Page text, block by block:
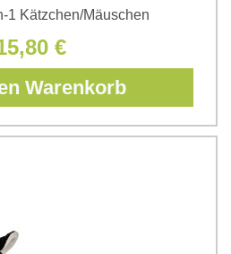
1 Kätzchen/Mäuschen
€
Warenkorb